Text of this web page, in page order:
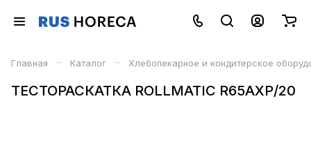
Главная – Каталог – Хлебопекарное и кондитерское
ТЕСТОРАСКАТКА ROLLMATIC R65AXP/20